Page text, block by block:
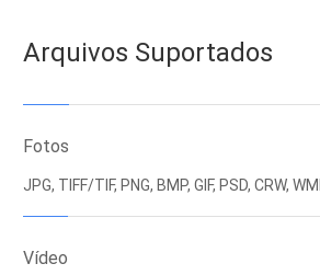
Arquivos Suportados
Fotos
JPG, TIFF/TIF, PNG, BMP, GIF, PSD, CRW,
Vídeo